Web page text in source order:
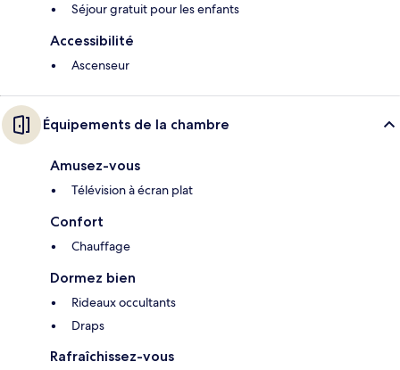
Séjour gratuit pour les enfants
Accessibilité
Ascenseur
Équipements de la chambre
Amusez-vous
Télévision à écran plat
Confort
Chauffage
Dormez bien
Rideaux occultants
Draps
Rafraîchissez-vous